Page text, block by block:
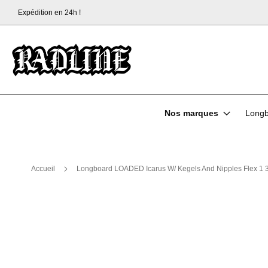
Allez
Expédition en 24h !
Nos marques
Accueil Longboard LOADED Icarus W/ Kegels And Nipples Flex 1